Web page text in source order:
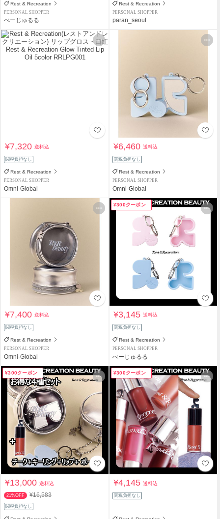
Rest & Recreation
PERSONAL SHOPPER
べーじゅるる
Rest & Recreation
PERSONAL SHOPPER
paran_seoul
¥7,320送料込
関税負担なし
Rest & Recreation
PERSONAL SHOPPER
Omni-Global
¥6,460送料込
関税負担なし
Rest & Recreation
PERSONAL SHOPPER
Omni-Global
¥7,400送料込
関税負担なし
Rest & Recreation
PERSONAL SHOPPER
Omni-Global
¥300クーポン
¥3,145送料込
関税負担なし
Rest & Recreation
PERSONAL SHOPPER
べーじゅるる
¥300クーポン
¥13,000送料込
21%OFF ¥16,583
関税負担なし
¥300クーポン
¥4,145送料込
関税負担なし